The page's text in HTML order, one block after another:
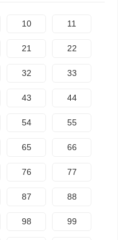
10 11
21 22
32 33
43 44
54 55
65 66
76 77
87 88
98 99